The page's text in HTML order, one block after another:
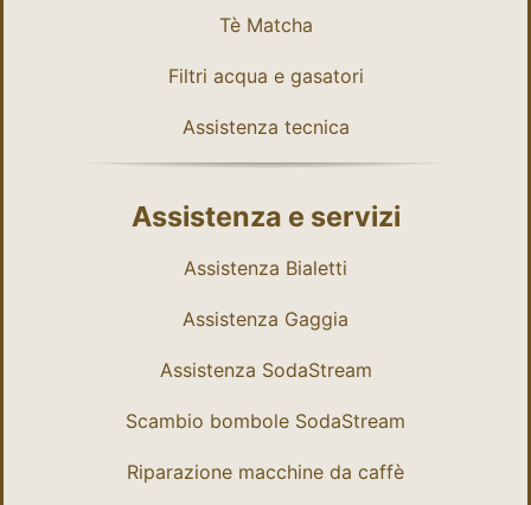
Tè Matcha
Filtri acqua e gasatori
Assistenza tecnica
Assistenza e servizi
Assistenza Bialetti
Assistenza Gaggia
Assistenza SodaStream
Scambio bombole SodaStream
Riparazione macchine da caffè